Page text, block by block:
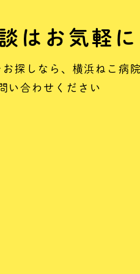
はお気軽に
探しなら、 横浜ねこ病
い合わせください